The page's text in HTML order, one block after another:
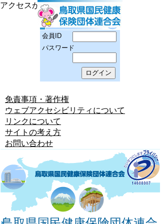
アクセスが拒否されました
会員ID
パスワード
免責事項・著作権
ウェブアクセシビリティについて
リンクについて
サイトの考え方
お問い合わせ